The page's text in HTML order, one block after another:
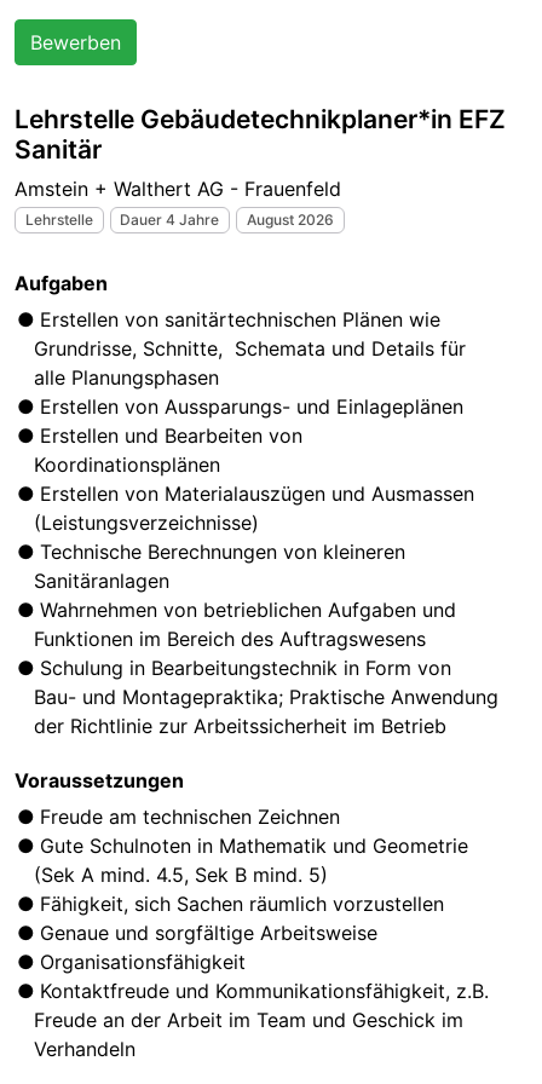
Bewerben
Lehrstelle Gebäudetechnikplaner*in EFZ
Sanitär
Amstein + Walthert AG - Frauenfeld
Lehrstelle Dauer 4 Jahre August 2026
Aufgaben
Erstellen von sanitärtechnischen Plänen wie
Grundrisse, Schnitte, Schemata und Details für
alle Planungsphasen
Erstellen von Aussparungs- und Einlageplänen
Erstellen und Bearbeiten von
Koordinationsplänen
Erstellen von Materialauszügen und Ausmassen
(Leistungsverzeichnisse)
Technische Berechnungen von kleineren
Sanitäranlagen
Wahrnehmen von betrieblichen Aufgaben und
Funktionen im Bereich des Auftragswesens
Schulung in Bearbeitungstechnik in Form von
Bau- und Montagepraktika; Praktische Anwendung
der Richtlinie zur Arbeitssicherheit im Betrieb
Voraussetzungen
Freude am technischen Zeichnen
Gute Schulnoten in Mathematik und Geometrie
(Sek A mind. 4.5, Sek B mind. 5)
Fähigkeit, sich Sachen räumlich vorzustellen
Genaue und sorgfältige Arbeitsweise
Organisationsfähigkeit
Kontaktfreude und Kommunikationsfähigkeit, z.B.
Freude an der Arbeit im Team und Geschick im
Verhandeln